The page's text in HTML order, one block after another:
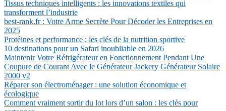
Tissus techniques intelligents : les innovations textiles qui
transforment l’industrie
best-rank.fr : Votre Arme Secrète Pour Décoder les Entreprises en
2025
Protéines et performance : les clés de la nutrition sportive
10 destinations pour un Safari inoubliable en 2026
Maintenir Votre Réfrigérateur en Fonctionnement Pendant Une
Coupure de Courant Avec le Générateur Jackery Générateur Solaire
2000 v2
Réparer son électroménager : une solution économique et
écologique
Comment vraiment sortir du lot lors d’un salon : les clés pour